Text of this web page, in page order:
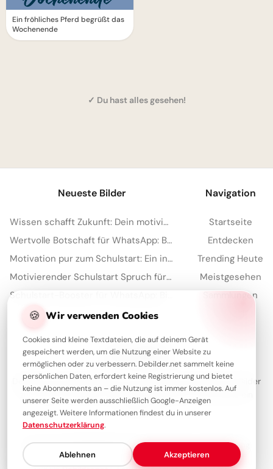
Ein fröhliches Pferd begrüßt das
Wochenende
✓ Du hast alles gesehen!
🍪 Wir verwenden Cookies
Cookies sind kleine Textdateien, die auf deinem Gerät
gespeichert werden, um die Nutzung einer Website zu
ermöglichen oder zu verbessern. Debilder.net sammelt keine
persönlichen Daten, erfordert keine Registrierung und bietet
keine Abonnements an – die Nutzung ist immer kostenlos. Auf
unserer Seite werden ausschließlich Google-Anzeigen
angezeigt. Weitere Informationen findest du in unserer
Datenschutzerklärung.
Ablehnen Akzeptieren
Neueste Bilder
Wissen schafft Zukunft: Dein motivierender Gruß zum Schulstart via WhatsApp!
Wertvolle Botschaft für WhatsApp: Bildung reift mit der Zeit heran
Motivation pur zum Schulstart: Ein inspirierender Spruch für Facebook!
Motivierender Schulstart Spruch für WhatsApp-Nachrichten
Navigation
Startseite
Entdecken
Trending Heute
Meistgesehen
Sammlungen
Über Debilder
Debilder ist deine Plattform für die schönsten Grüße und Bilder
zum Teilen. Entdecke unsere Sammlung und verschenke ein
Lächeln!
Über unsKontaktRedaktionImpressumDatenschutzerklärung